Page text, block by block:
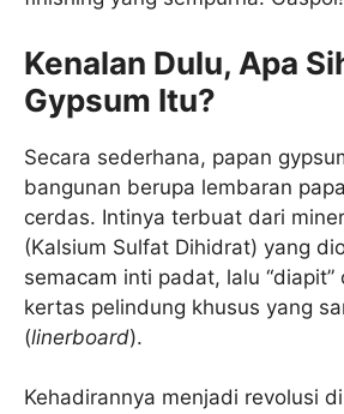
Kenalan Dulu, Apa
Gypsum Itu?
Secara sederhana, papan
bangunan berupa lembaran
cerdas. Intinya terbuat dari
(Kalsium Sulfat Dihidrat) yang
semacam inti padat, lalu
kertas pelindung khusus yang
(linerboard).
Kehadirannya menjadi revolusi